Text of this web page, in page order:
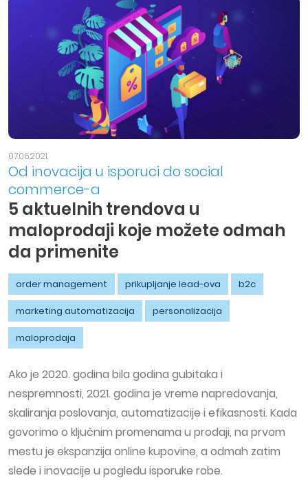
07.06.2021.
Od inovacija u isporuci do social
commerce-a
5 aktuelnih trendova u
maloprodaji koje možete odmah
da primenite
order management prikupljanje lead-ova b2c
marketing automatizacija personalizacija
maloprodaja
Ako je 2020. godina bila godina gubitaka i
nespremnosti, 2021. godina je vreme napredovanja,
skaliranja poslovanja, automatizacije i efikasnosti. Kada
govorimo o ključnim promenama u prodaji, na prvom
mestu je ekspanzija online kupovine, a odmah zatim
slede i inovacije u pogledu isporuke robe.